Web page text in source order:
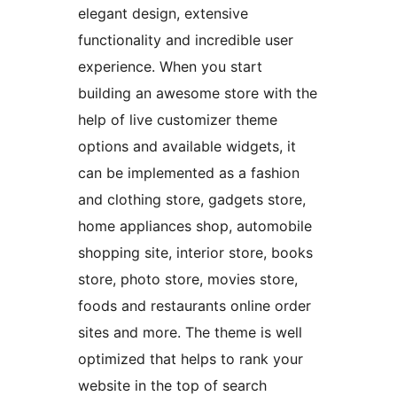
elegant design, extensive
functionality and incredible user
experience. When you start
building an awesome store with the
help of live customizer theme
options and available widgets, it
can be implemented as a fashion
and clothing store, gadgets store,
home appliances shop, automobile
shopping site, interior store, books
store, photo store, movies store,
foods and restaurants online order
sites and more. The theme is well
optimized that helps to rank your
website in the top of search